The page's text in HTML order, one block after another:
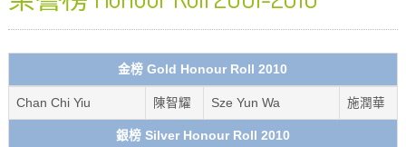
金榜 Gold Honour Roll 2010
Chan Chi Yiu 陳智耀 Sze Yun Wa 施潤華
銀榜 Silver Honour Roll 2010